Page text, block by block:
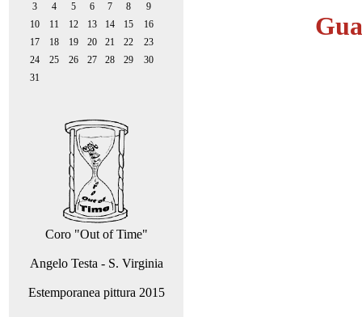
3
4 5 6 7 8
9
10
11 12 13 14 15
16
17
18 19 20 21 22
23
24
25 26 27 28 29
30
31
Coro "Out of Time"
Angelo Testa - S. Virginia
Estemporanea pittura 2015